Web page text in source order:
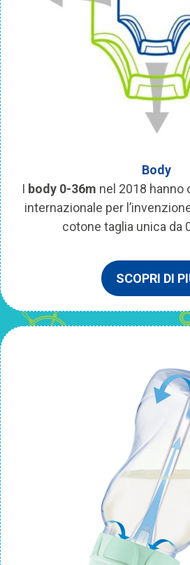
Body
I body 0-36m nel 2018
internazionale per
cotone taglia unica da
SCOPRI DI